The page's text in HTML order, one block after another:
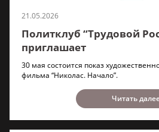
21.05.2026
Политклуб “Трудовой
приглашает
30 мая состоится показ
фильма “Николас. Начало”.
Читать